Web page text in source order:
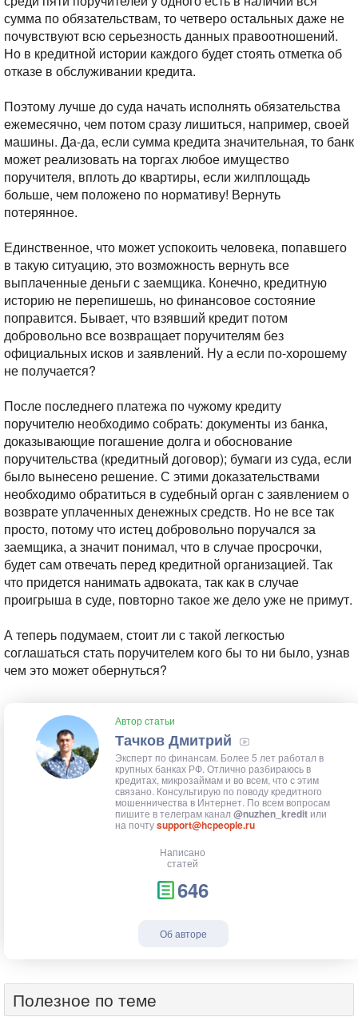
сумма по обязательствам, то четверо остальных даже не
почувствуют всю серьезность данных правоотношений.
Но в кредитной истории каждого будет стоять отметка об
отказе в обслуживании кредита.
Поэтому лучше до суда начать исполнять обязательства
ежемесячно, чем потом сразу лишиться, например, своей
машины. Да-да, если сумма кредита значительная, то банк
может реализовать на торгах любое имущество
поручителя, вплоть до квартиры, если жилплощадь
больше, чем положено по нормативу! Вернуть
потерянное.
Единственное, что может успокоить человека, попавшего
в такую ситуацию, это возможность вернуть все
выплаченные деньги с заемщика. Конечно, кредитную
историю не перепишешь, но финансовое состояние
поправится. Бывает, что взявший кредит потом
добровольно все возвращает поручителям без
официальных исков и заявлений. Ну а если по-хорошему
не получается?
После последнего платежа по чужому кредиту
поручителю необходимо собрать: документы из банка,
доказывающие погашение долга и обоснование
поручительства (кредитный договор); бумаги из суда, если
было вынесено решение. С этими доказательствами
необходимо обратиться в судебный орган с заявлением о
возврате уплаченных денежных средств. Но не все так
просто, потому что истец добровольно поручался за
заемщика, а значит понимал, что в случае просрочки,
будет сам отвечать перед кредитной организацией. Так
что придется нанимать адвоката, так как в случае
проигрыша в суде, повторно такое же дело уже не примут.
А теперь подумаем, стоит ли с такой легкостью
соглашаться стать поручителем кого бы то ни было, узнав
чем это может обернуться?
Автор статьи
Тачков Дмитрий
Эксперт по финансам. Более 5 лет работал в
крупных банках РФ. Отлично разбираюсь в
кредитах, микрозаймам и во всем, что с этим
связано. Консультирую по поводу кредитного
мошенничества в Интернет. По всем вопросам
пишите в телеграм канал @nuzhen_kredit или
на почтуsupport@hcpeople.ru
Написано
статей
646
Об авторе
Полезное по теме